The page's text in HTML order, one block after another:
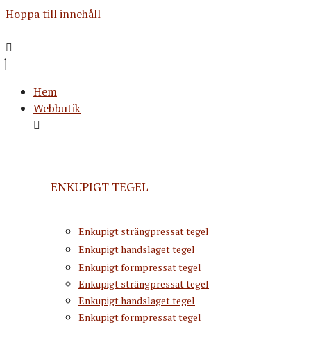
Hoppa till innehåll
Hem
Webbutik
ENKUPIGT TEGEL
Enkupigt strängpressat tegel
Enkupigt handslaget tegel
Enkupigt formpressat tegel
Enkupigt strängpressat tegel
Enkupigt handslaget tegel
Enkupigt formpressat tegel